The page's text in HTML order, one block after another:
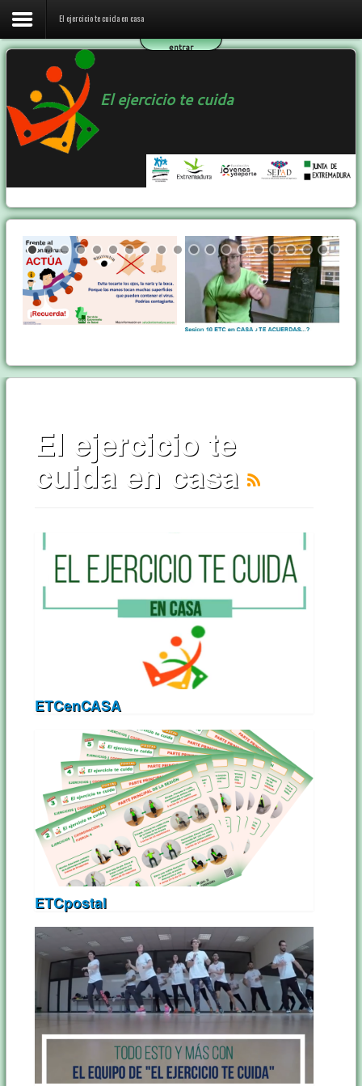
El ejercicio te cuida en casa
El programa ETC
Ejercicio y Salud
Contactar
El ejercicio te cuida en casa
entrar
El ejercicio te cuida
El ejercicio te
cuida en casa
ETCenCASA
ETCpostal